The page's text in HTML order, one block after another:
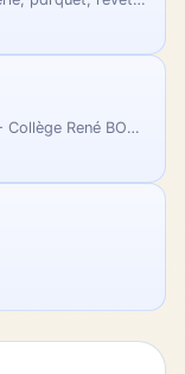
réalisées
Institution Notre Dame des Dunes - Collège René BONPAIN